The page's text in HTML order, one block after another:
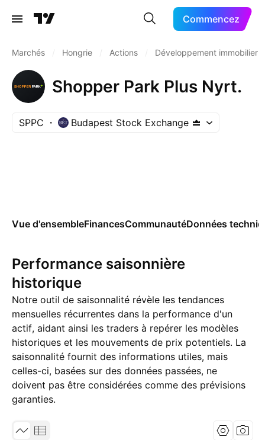
Commencez
Marchés Hongrie Actions Développement immobilier
Shopper Park Plus Nyrt.
SPPC Budapest Stock Exchange
Vue d'ensembleFinancesCommunautéDonnées
Performance saisonnière
historique
Notre outil de saisonnalité révèle les tendances
mensuelles récurrentes dans la performance d'un
actif, aidant ainsi les traders à repérer les modèles
historiques et les mouvements de prix potentiels. La
saisonnalité fournit des informations utiles, mais
celles-ci, basées sur des données passées, ne
doivent pas être considérées comme des prévisions
garanties.